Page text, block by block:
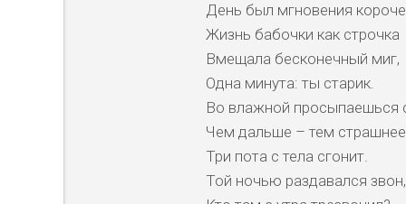
День был мгновения
Жизнь бабочки как строчка
Вмещала бесконечный миг,
Одна минута: ты старик.
Во влажной просыпаешься
Чем дальше – тем
Три пота с тела сгонит.
Той ночью раздавался звон,